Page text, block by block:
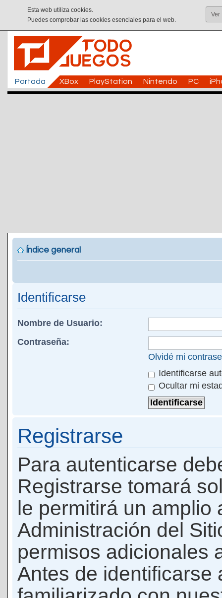
Esta web utiliza cookies.
Puedes comprobar las cookies esenciales para el web.
Ver
Portada XBox PlayStation Nintendo PC
Índice general
Identificarse
Nombre de Usuario:
Contraseña:
Olvidé mi
Identificarse
Ocultar mi
Registrarse
Para autenticarse
Registrarse tomará
le permitirá un amplio
Administración del
permisos adicionales
Antes de identificarse